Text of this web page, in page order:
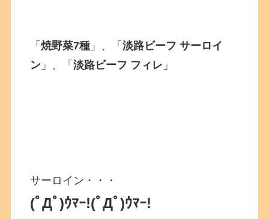
「焼野菜7種 」、「淡路ビーフ サーロイ
ン 」、「淡路ビーフ フィレ 」
サーロイン・・・
(ﾟДﾟ)ｳﾏｰ!(ﾟДﾟ)ｳﾏｰ!